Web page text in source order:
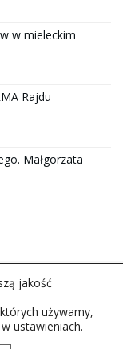
w mieleckim
Rajdu
Małgorzata
w likwidacj.
jakość
używamy,
ustawieniach.